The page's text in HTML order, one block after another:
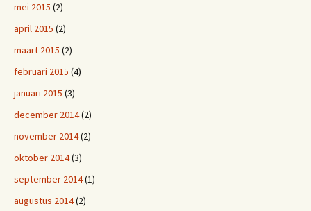
mei 2015 (2)
april 2015 (2)
maart 2015 (2)
februari 2015 (4)
januari 2015 (3)
december 2014(2)
november 2014(2)
oktober 2014(3)
september 2014(1)
augustus 2014(2)